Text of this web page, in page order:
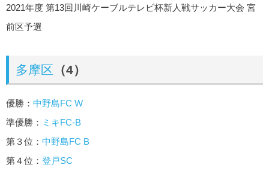
2021年度 第13回川崎ケーブルテレビ杯新人戦サッカー大会 宮
前区予選
多摩区 （4）
優勝： 中野島FC W
準優勝： ミキFC-B
第３位： 中野島FC B
第４位： 登戸SC